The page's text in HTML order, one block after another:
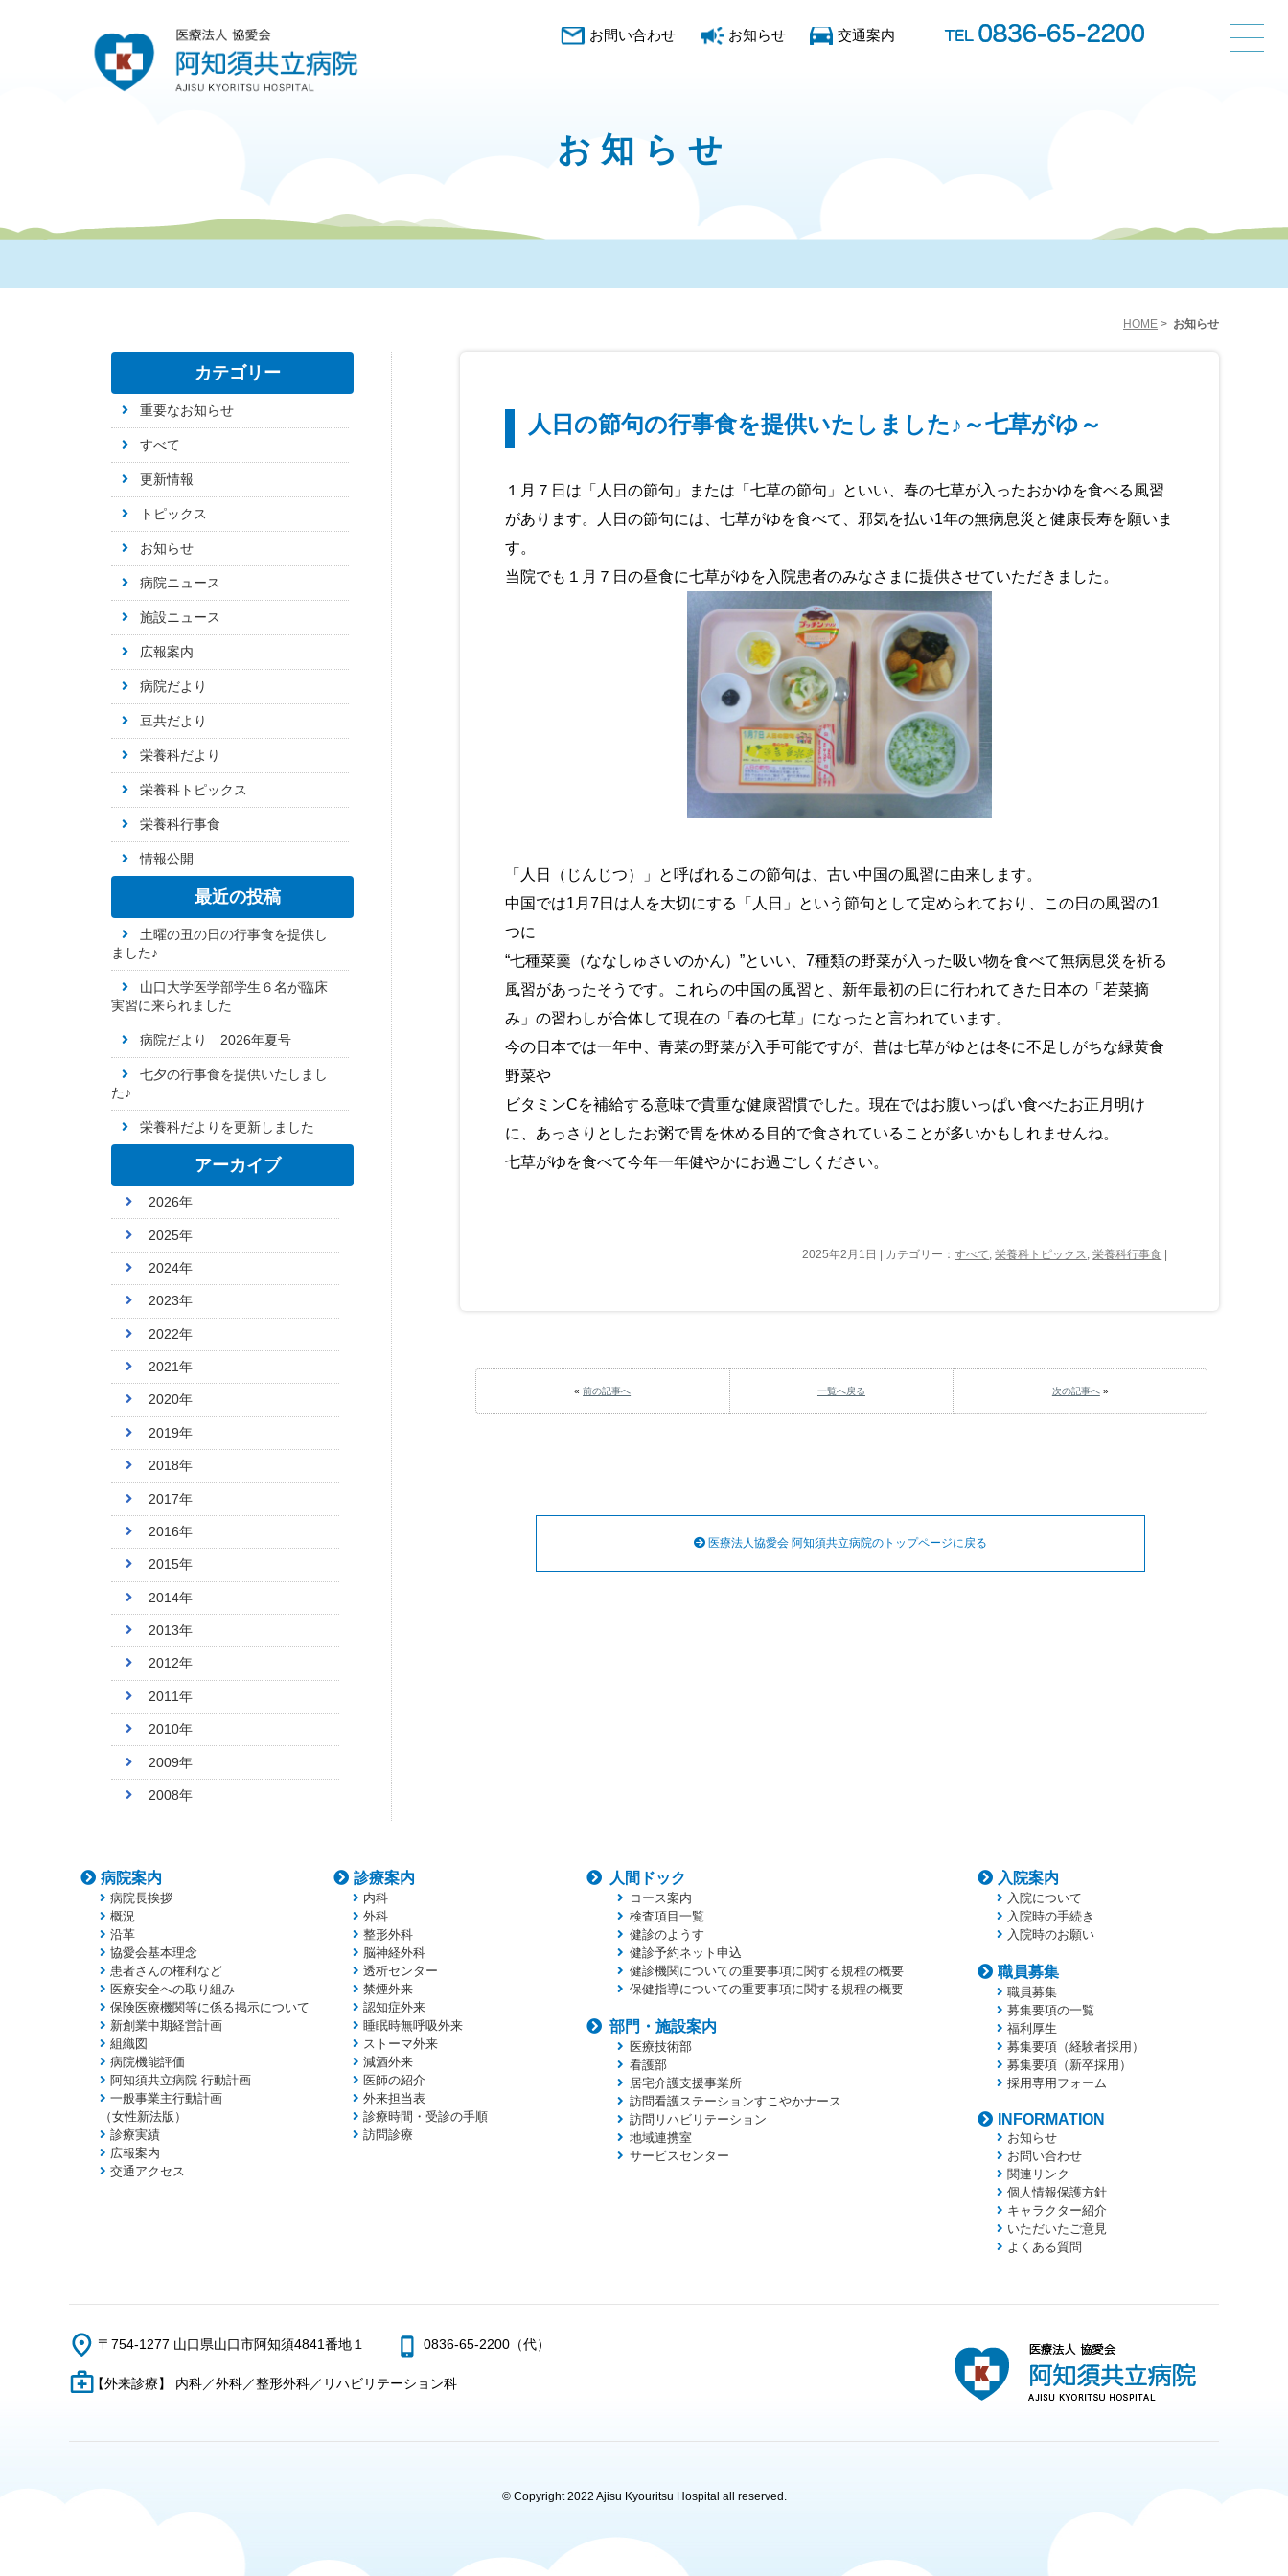
交通案内
お知らせ
お問い合わせ
お知らせ
HOME > お知らせ
人日の節句の行事食を提供いたしました♪～七草がゆ～
１月７日は「人日の節句」または「七草の節句」といい、春の七草が入ったおかゆを食べる風習
があります。人日の節句には、七草がゆを食べて、邪気を払い1年の無病息災と健康長寿を願いま
す。
当院でも１月７日の昼食に七草がゆを入院患者のみなさまに提供させていただきました。
「人日（じんじつ）」と呼ばれるこの節句は、古い中国の風習に由来します。
中国では1月7日は人を大切にする「人日」という節句として定められており、この日の風習の1
つに
“七種菜羹（ななしゅさいのかん）”といい、7種類の野菜が入った吸い物を食べて無病息災を祈る
風習があったそうです。これらの中国の風習と、新年最初の日に行われてきた日本の「若菜摘
み」の習わしが合体して現在の「春の七草」になったと言われています。
今の日本では一年中、青菜の野菜が入手可能ですが、昔は七草がゆとは冬に不足しがちな緑黄食
野菜や
ビタミンCを補給する意味で貴重な健康習慣でした。現在ではお腹いっぱい食べたお正月明け
に、あっさりとしたお粥で胃を休める目的で食されていることが多いかもしれませんね。
七草がゆを食べて今年一年健やかにお過ごしください。
2025年2月1日 | カテゴリー：すべて,栄養科トピックス,栄養科行事食
«前の記事へ 一覧へ戻る 次の記事へ»
医療法人協愛会 阿知須共立病院のトップページに戻る
カテゴリー
重要なお知らせ
すべて
更新情報
トピックス
お知らせ
病院ニュース
施設ニュース
広報案内
病院だより
豆共だより
栄養科だより
栄養科トピックス
栄養科行事食
情報公開
最近の投稿
土曜の丑の日の行事食を提供し
ました♪
山口大学医学部学生６名が臨床
実習に来られました
病院だより 2026年夏号
七夕の行事食を提供いたしまし
た♪
栄養科だよりを更新しました
アーカイブ
2026年
2025年
2024年
2023年
2022年
2021年
2020年
2019年
2018年
2017年
2016年
2015年
2014年
2013年
2012年
2011年
2010年
2009年
2008年
病院案内
病院長挨拶
概況
沿革
協愛会基本理念
患者さんの権利など
医療安全への取り組み
保険医療機関等に係る掲示について
新創業中期経営計画
組織図
病院機能評価
阿知須共立病院 行動計画
一般事業主行動計画
（女性新法版）
診療実績
広報案内
交通アクセス
診療案内
内科
外科
整形外科
脳神経外科
透析センター
禁煙外来
認知症外来
睡眠時無呼吸外来
ストーマ外来
減酒外来
医師の紹介
外来担当表
診療時間・受診の手順
訪問診療
人間ドック
コース案内
検査項目一覧
健診のようす
健診予約ネット申込
健診機関についての重要事項に関する規程の概要
保健指導についての重要事項に関する規程の概要
部門・施設案内
医療技術部
看護部
居宅介護支援事業所
訪問看護ステーションすこやかナース
訪問リハビリテーション
地域連携室
サービスセンター
入院案内
入院について
入院時の手続き
入院時のお願い
職員募集
職員募集
募集要項の一覧
福利厚生
募集要項（経験者採用）
募集要項（新卒採用）
採用専用フォーム
INFORMATION
お知らせ
お問い合わせ
関連リンク
個人情報保護方針
キャラクター紹介
いただいたご意見
よくある質問
〒754-1277 山口県山口市阿知須4841番地１ 0836-65-2200（代）
【外来診療】 内科／外科／整形外科／リハビリテーション科
© Copyright 2022 Ajisu Kyouritsu Hospital all reserved.